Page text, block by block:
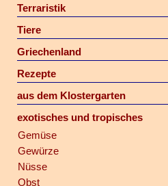
Terraristik
Tiere
Griechenland
Rezepte
aus dem Klostergarten
exotisches und tropisches
Gemüse
Gewürze
Nüsse
Obst